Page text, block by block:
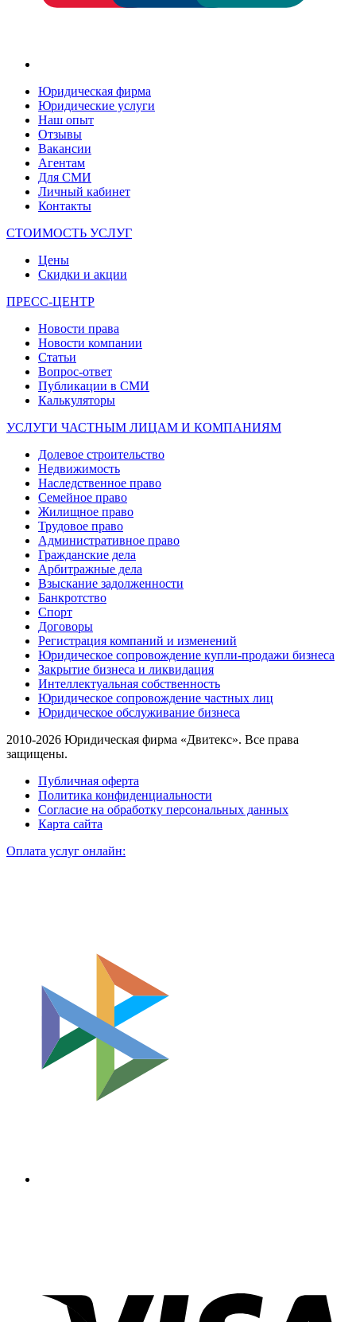
Юридическая фирма
Юридические услуги
Наш опыт
Отзывы
Вакансии
Агентам
Для СМИ
Личный кабинет
Контакты
СТОИМОСТЬ УСЛУГ
Цены
Скидки и акции
ПРЕСС-ЦЕНТР
Новости права
Новости компании
Статьи
Вопрос-ответ
Публикации в СМИ
Калькуляторы
УСЛУГИ ЧАСТНЫМ ЛИЦАМ И КОМПАНИЯМ
Долевое строительство
Недвижимость
Наследственное право
Семейное право
Жилищное право
Трудовое право
Административное право
Гражданские дела
Арбитражные дела
Взыскание задолженности
Банкротство
Спорт
Договоры
Регистрация компаний и изменений
Юридическое сопровождение купли-продажи бизнеса
Закрытие бизнеса и ликвидация
Интеллектуальная собственность
Юридическое сопровождение частных лиц
Юридическое обслуживание бизнеса
2010-2026 Юридическая фирма «Двитекс». Все права
защищены.
Публичная оферта
Политика конфиденциальности
Согласие на обработку персональных данных
Карта сайта
Оплата услуг онлайн: